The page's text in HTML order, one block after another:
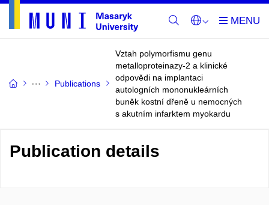
Publications
Vztah polymorfismu genu
metalloproteinazy-2 a klinické
odpovědi na implantaci
autologních mononukleárních
buněk kostní dřeně u nemocných
s akutním infarktem myokardu
Publication details